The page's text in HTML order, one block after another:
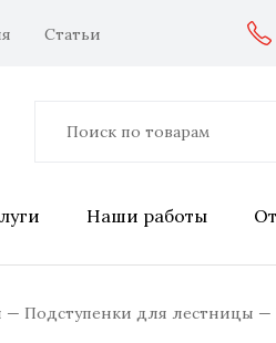
Статьи
Наши работы
Подступенки для лестницы